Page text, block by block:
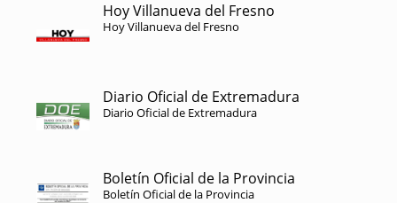
Hoy Villanueva del Fresno
Hoy Villanueva del Fresno
Diario Oficial de Extremadura
Diario Oficial de Extremadura
Boletín Oficial de la Provincia
Boletín Oficial de la Provincia